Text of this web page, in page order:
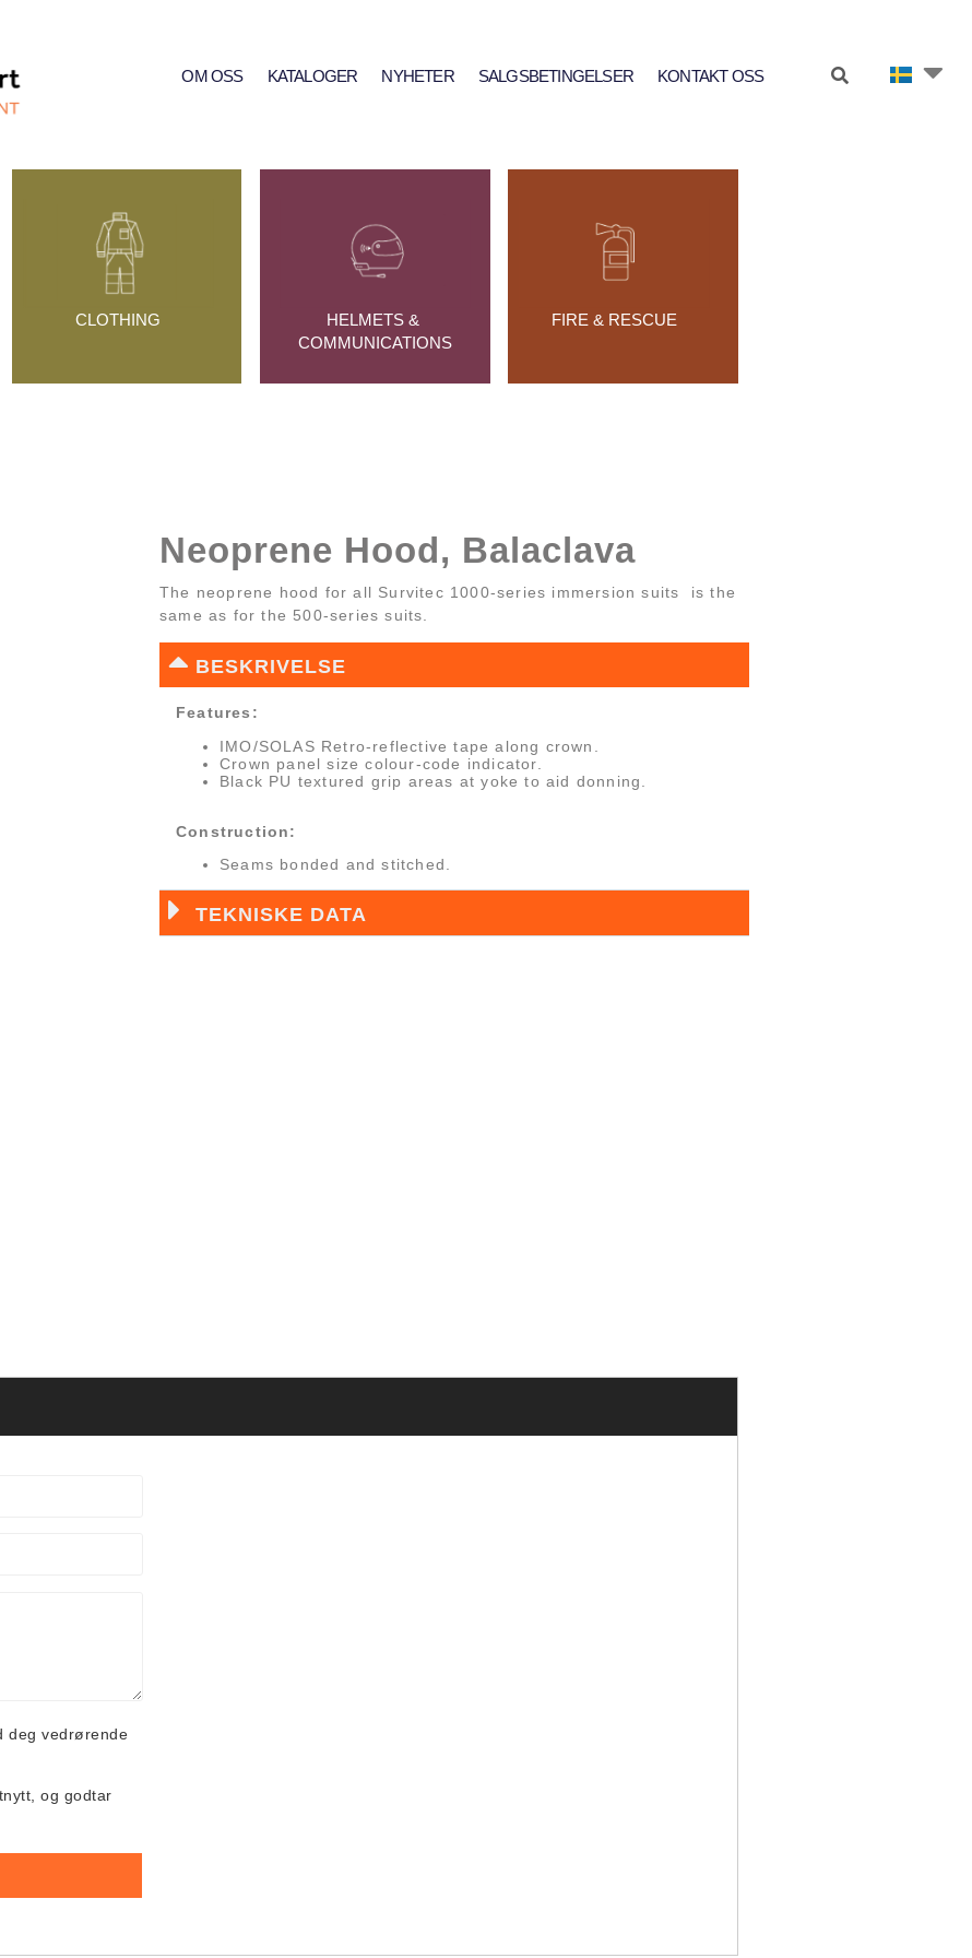
OM OSS KATALOGER NYHETER SALGSBETINGELSER KONTAKT OSS
CLOTHING
HELMETS &
COMMUNICATIONS
FIRE & RESCUE
Neoprene Hood, Balaclava
The neoprene hood for all Survitec 1000-series immersion suits is the
same as for the 500-series suits.
BESKRIVELSE
Features:
IMO/SOLAS Retro-reflective tape along crown.
Crown panel size colour-code indicator.
Black PU textured grip areas at yoke to aid donning.
Construction:
Seams bonded and stitched.
TEKNISKE DATA
deg vedrørende
og godtar